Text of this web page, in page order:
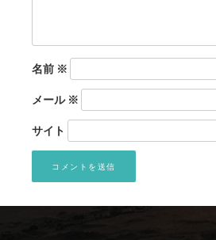
名前 ※
メール※
サイト